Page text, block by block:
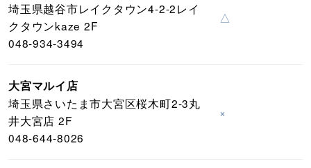
埼玉県越谷市レイクタウン4-2-2レイ
クタウンkaze 2F
048-934-3494
△
大宮マルイ店
埼玉県さいたま市大宮区桜木町2-3丸
井大宮店 2F
048-644-8026
×